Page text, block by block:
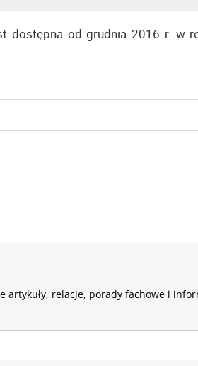
dostępna od grudnia 2016 r. w
artykuły, relacje, porady fachowe i